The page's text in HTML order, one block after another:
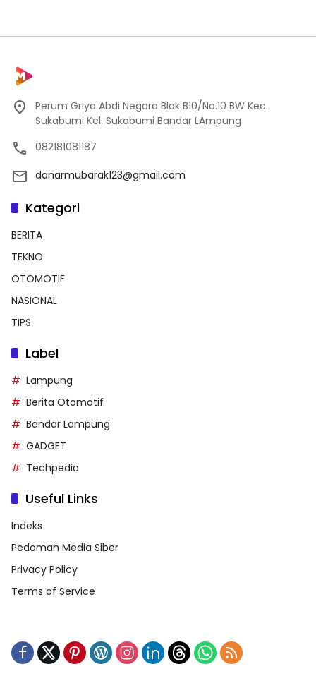
Perum Griya Abdi Negara Blok B10/No.10 BW Kec.
Sukabumi Kel. Sukabumi Bandar LAmpung
082181081187
danarmubarak123@gmail.com
Kategori
BERITA
TEKNO
OTOMOTIF
NASIONAL
TIPS
Label
Lampung
Berita Otomotif
Bandar Lampung
GADGET
Techpedia
Useful Links
Indeks
Pedoman Media Siber
Privacy Policy
Terms of Service